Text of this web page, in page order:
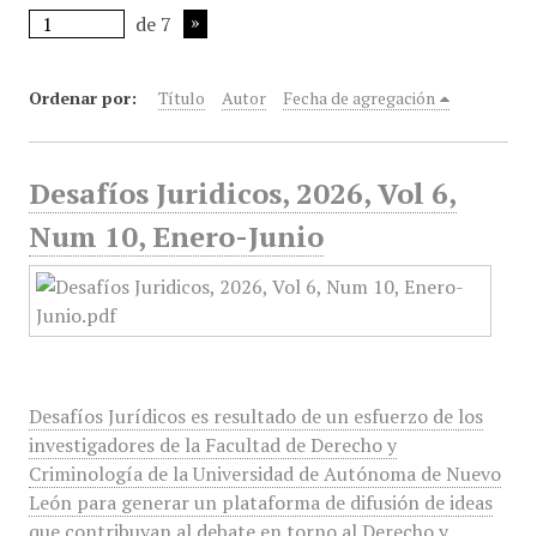
de 7
Ordenar por: Título Autor Fecha de agregación
Desafíos Juridicos, 2026, Vol 6,
Num 10, Enero-Junio
Desafíos Jurídicos es resultado de un esfuerzo de los
investigadores de la Facultad de Derecho y
Criminología de la Universidad de Autónoma de Nuevo
León para generar un plataforma de difusión de ideas